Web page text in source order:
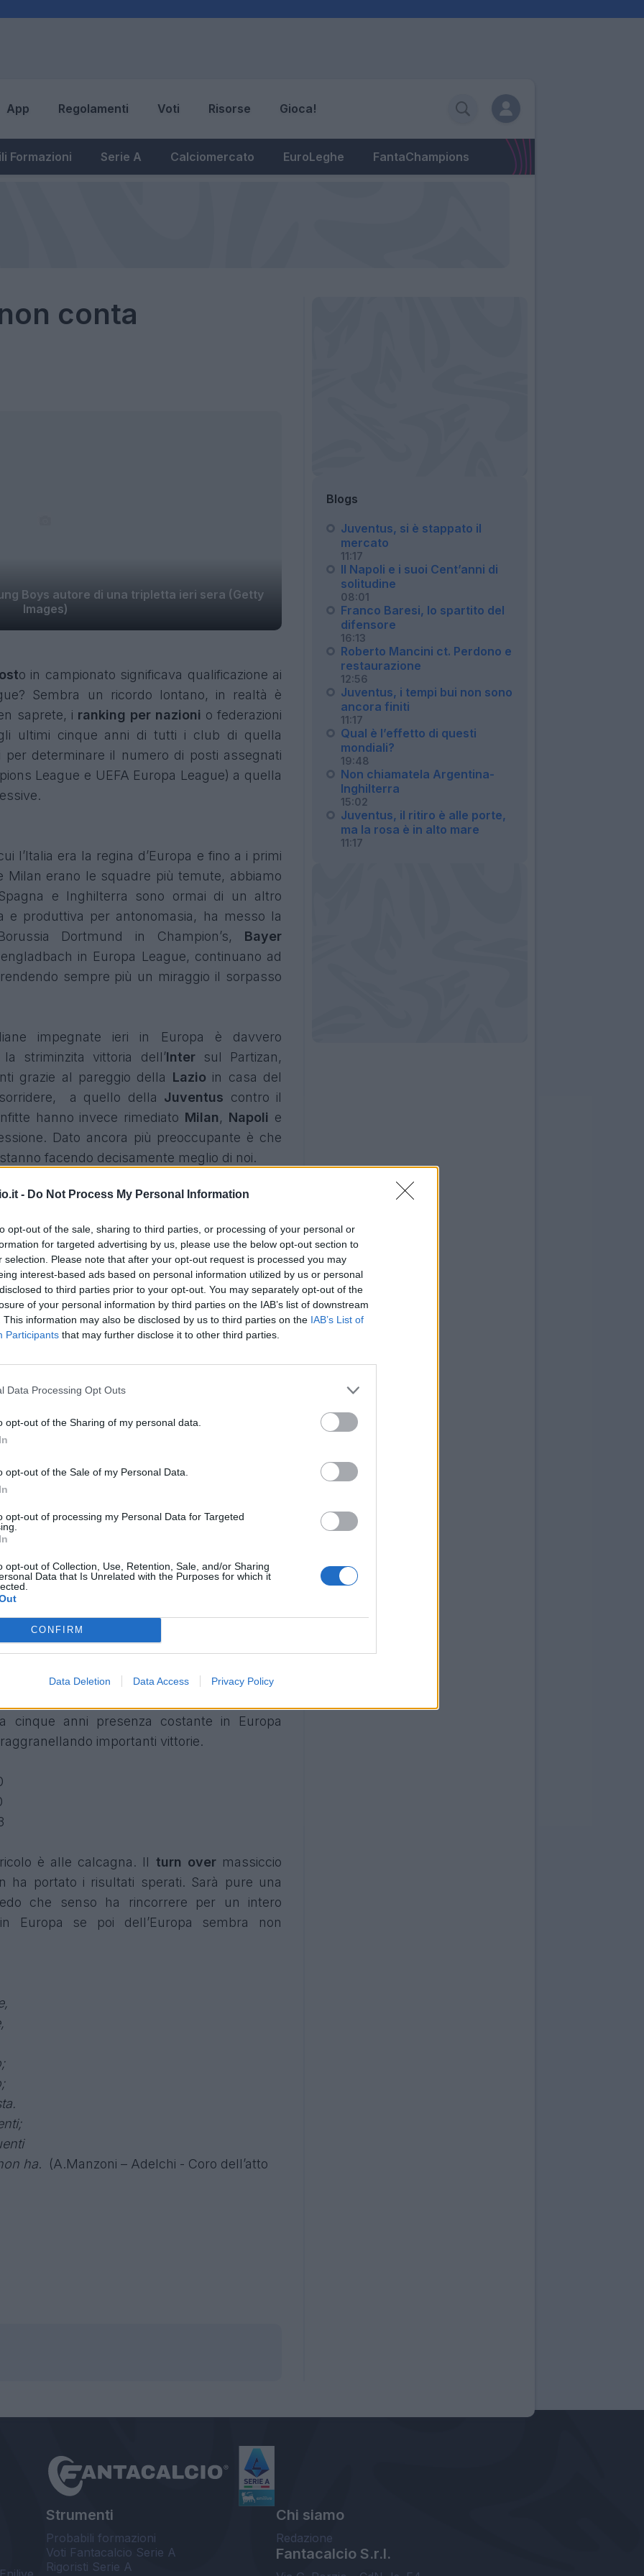
- Do Not Process My Personal Information
opt-out of the sale, sharing to third parties, or processing of your personal or
for targeted advertising by us, please use the below opt-out section to
selection. Please note that after your opt-out request is processed you may
interest-based ads based on personal information utilized by us or personal
to third parties prior to your opt-out. You may separately opt-out of the
of your personal information by third parties on the IAB’s list of downstream
This information may also be disclosed by us to third parties on the IAB’s List of
Participants that may further disclose it to other third parties.
Data Processing Opt Outs
opt-out of the Sharing of my personal data.
opt-out of the Sale of my Personal Data.
opt-out of processing my Personal Data for Targeted
opt-out of Collection, Use, Retention, Sale, and/or Sharing
Data that Is Unrelated with the Purposes for which it
CONFIRM
Data Deletion Data Access Privacy Policy
App Regolamenti Voti Risorse Gioca!
Formazioni Serie A Calciomercato EuroLeghe FantaChampions
conta
Boys autore di una tripletta ieri sera (Getty
Images)
o in campionato significava qualificazione ai
Sembra un ricordo lontano, in realtà è
saprete, i ranking per nazioni o federazioni
ultimi cinque anni di tutti i club di quella
per determinare il numero di posti assegnati
League e UEFA Europa League) a quella
l’Italia era la regina d’Europa e fino a i primi
erano le squadre più temute, abbiamo
e Inghilterra sono ormai di un altro
e produttiva per antonomasia, ha messo la
Dortmund in Champion’s, Bayer
in Europa League, continuano ad
sempre più un miraggio il sorpasso
impegnate ieri in Europa è davvero
striminzita vittoria dell’Intersul Partizan,
grazie al pareggio della Lazio in casa del
a quello della Juventus contro il
hanno invece rimediato Milan, Napoli e
Dato ancora più preoccupante è che
facendo decisamente meglio di noi.
unParis Saint Germaindestinato per natura
incedono con passo tambureggiante.
attrezzate per essere protagoniste in Europa
della parola turnover schierando,
sia, i migliori undici in ogni partita.
delle riserve di Mazzarri ne sa qualcosa. Il
essersi sbarazzato con una spaventosa
Anche la Juventus, rimaneggiata dal
dello Juventus Stadium contro lo
cinque anni presenza costante in Europa
importanti vittorie.
è alle calcagna. Il turn over massiccio
ha portato i risultati sperati. Sarà pure una
che senso ha rincorrere per un intero
Europa se poi dell’Europa sembra non
ha. (A.Manzoni – Adelchi - Coro dell’atto
Blogs
Juventus, si è stappato il
mercato
11:17
Il Napoli e i suoi Cent’anni di
solitudine
08:01
Franco Baresi, lo spartito del
difensore
16:13
Roberto Mancini ct. Perdono e
restaurazione
12:56
Juventus, i tempi bui non sono
ancora finiti
11:17
Qual è l’effetto di questi
mondiali?
19:48
Non chiamatela Argentina-
Inghilterra
15:02
Juventus, il ritiro è alle porte,
ma la rosa è in alto mare
11:17
Strumenti
Probabili formazioni
Voti Fantacalcio Serie A
Rigoristi Serie A
Chi siamo
Redazione
Fantacalcio S.r.l.